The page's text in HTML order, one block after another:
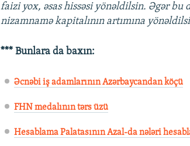
faizi yox, əsas hissəsi yönəldilsin. Əgər bu
nizamnamə kapitalının artımına
*** Bunlara da baxın:
Əcnəbi iş adamlarının Azərbaycandan köçü
FHN medalının tərs üzü
Hesablama Palatasının Azal-da nələri